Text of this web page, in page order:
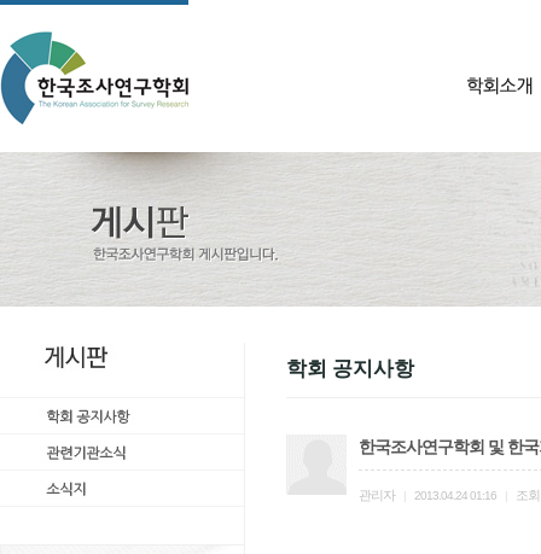
학회 공지사항
한국조사연구학회 및 한
관리자 2013.04.24 01:16 조회